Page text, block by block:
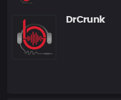
DrCrunk